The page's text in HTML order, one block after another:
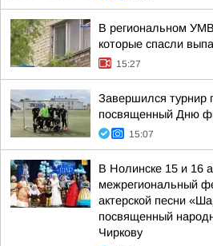
В региональном
которые спасли
15:27
Завершился турнир
посвященный Дню
15:07
В Нолинске 15 и 16
межрегиональный
актерской песни
посвященный
Чиркову